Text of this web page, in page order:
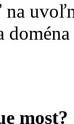
most?